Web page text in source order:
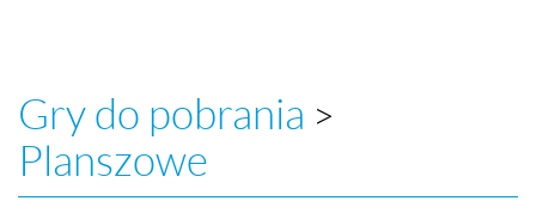
Gry do pobrania >
Planszowe